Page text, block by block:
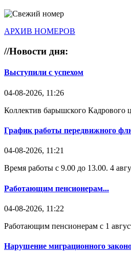
АРХИВ НОМЕРОВ
//Новости дня:
Выступили с успехом
04-08-2026, 11:26
Коллектив барышского Кадрового
График работы передвижного
04-08-2026, 11:21
Время работы с 9.00 до 13.00. 4
Работающим пенсионерам...
04-08-2026, 11:22
Работающим пенсионерам с 1
Нарушение миграционного